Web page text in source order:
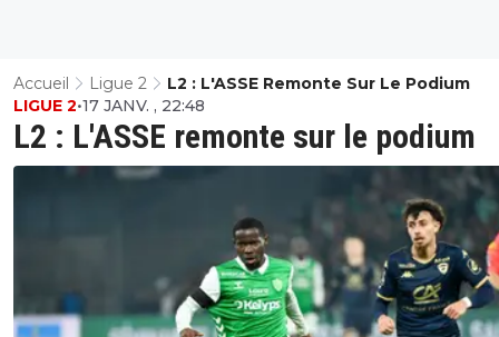
Accueil Ligue 2 L2 : L'ASSE Remonte Sur Le Podium
L2 : L'ASSE remonte sur le podium
LIGUE 2•17 JANV. , 22:48